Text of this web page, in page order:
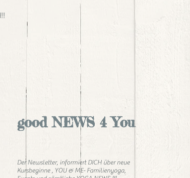
good NEWS 4 You
Der Newsletter, informiert DICH über neue
Kursbeginne , YOU & ME- Familienyoga,